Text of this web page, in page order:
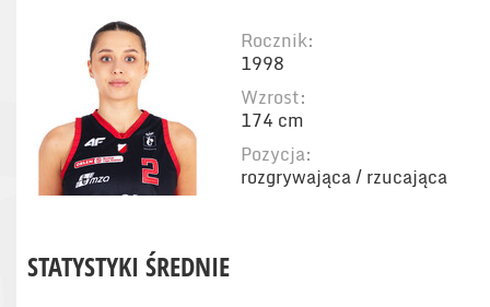
Rocznik:
1998
Wzrost:
174 cm
Pozycja:
rozgrywająca / rzucająca
STATYSTYKI ŚREDNIE